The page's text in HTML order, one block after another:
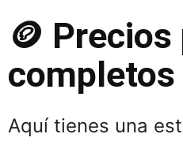
🪙
Aquí tienes una